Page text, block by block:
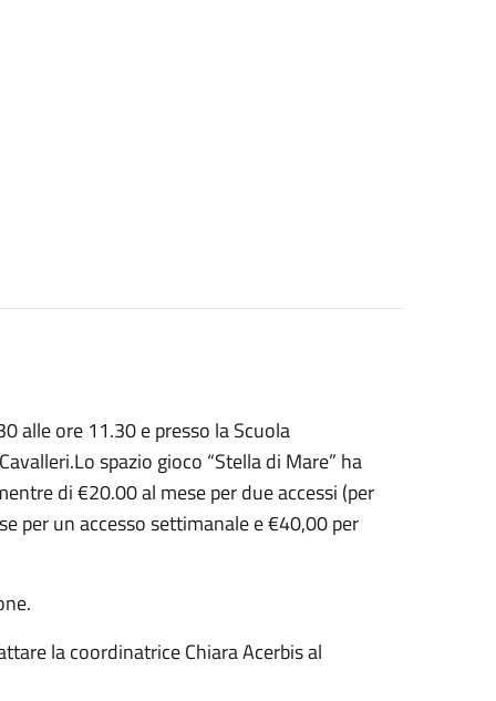
alle ore 11.30 e presso la Scuola
spazio gioco “Stella di Mare” ha
di €20.00 al mese per due accessi (per
per un accesso settimanale e €40,00 per
la coordinatrice Chiara Acerbis al